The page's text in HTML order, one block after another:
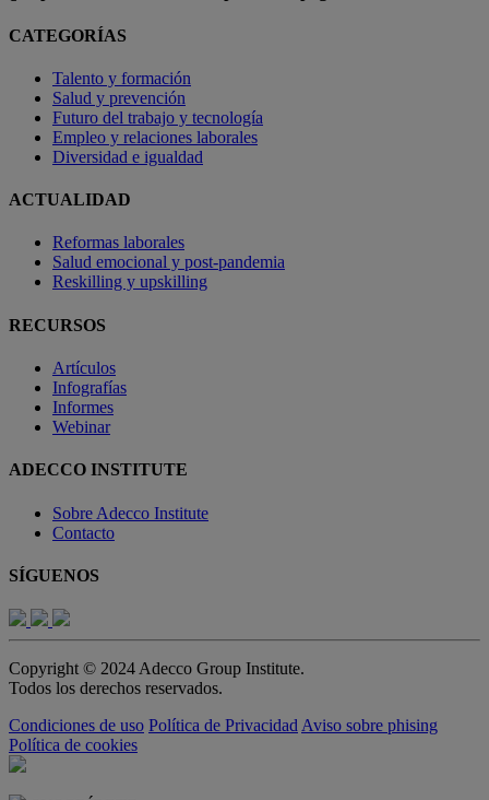
CATEGORÍAS
Talento y formación
Salud y prevención
Futuro del trabajo y tecnología
Empleo y relaciones laborales
Diversidad e igualdad
ACTUALIDAD
Reformas laborales
Salud emocional y post-pandemia
Reskilling y upskilling
RECURSOS
Artículos
Infografías
Informes
Webinar
ADECCO INSTITUTE
Sobre Adecco Institute
Contacto
SÍGUENOS
Copyright © 2024 Adecco Group Institute.
Todos los derechos reservados.
Condiciones de uso Política de Privacidad Aviso sobre phising
Política de cookies